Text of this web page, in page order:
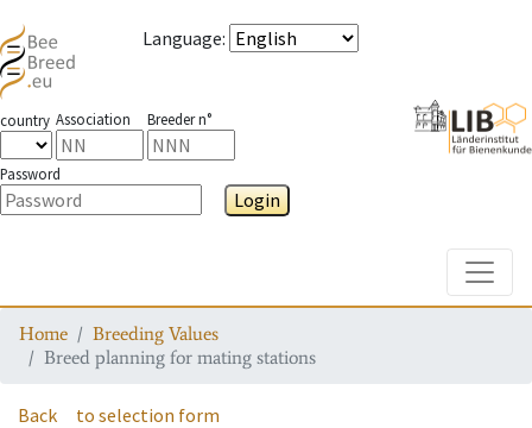
Language:
country Association Breeder n°
Password
Login
Home
Breeding Values
Breed planning for mating stations
Back to selection form